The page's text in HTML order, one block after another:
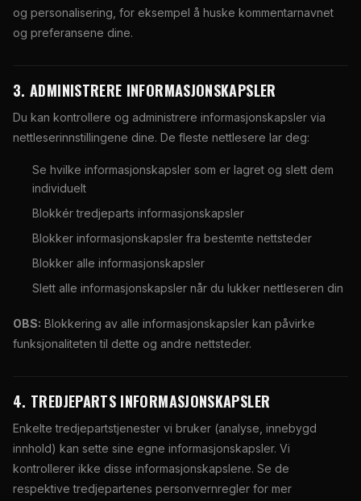
og personalisering, for eksempel å huske kommentarnavnet
og preferansene dine.
3. ADMINISTRERE INFORMASJONSKAPSLER
Du kan kontrollere og administrere informasjonskapsler via
nettleserinnstillingene dine. De fleste nettlesere lar deg:
Se hvilke informasjonskapsler som er lagret og slett dem
individuelt
Blokkér tredjeparts informasjonskapsler
Blokker informasjonskapsler fra bestemte nettsteder
Blokker alle informasjonskapsler
Slett alle informasjonskapsler når du lukker nettleseren din
OBS: Blokkering av alle informasjonskapsler kan påvirke
funksjonaliteten til dette og andre nettsteder.
4. TREDJEPARTS INFORMASJONSKAPSLER
Enkelte tredjepartstjenester vi bruker (analyse, innebygd
innhold) kan sette sine egne informasjonskapsler. Vi
kontrollerer ikke disse informasjonskapslene. Se de
respektive tredjepartenes personvernregler for mer